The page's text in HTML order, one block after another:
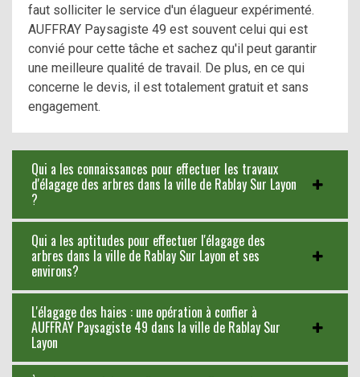
faut solliciter le service d'un élagueur expérimenté.
AUFFRAY Paysagiste 49 est souvent celui qui est
convié pour cette tâche et sachez qu'il peut garantir
une meilleure qualité de travail. De plus, en ce qui
concerne le devis, il est totalement gratuit et sans
engagement.
Qui a les connaissances pour effectuer les travaux
d'élagage des arbres dans la ville de Rablay Sur Layon
?
Qui a les aptitudes pour effectuer l'élagage des
arbres dans la ville de Rablay Sur Layon et ses
environs?
L'élagage des haies : une opération à confier à
AUFFRAY Paysagiste 49 dans la ville de Rablay Sur
Layon